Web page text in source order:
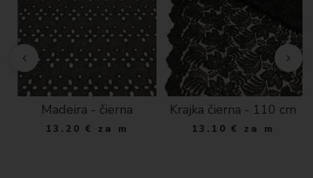
Madeira - čierna
13.20 € za m
Krajka čierna - 110 cm
13.10 € za m